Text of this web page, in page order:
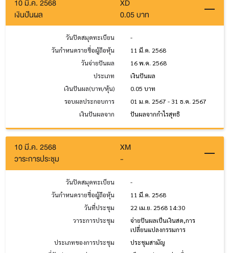
10 มี.ค. 2568
XD
เงินปันผล
0.05 บาท
วันปิดสมุดทะเบียน
-
วันกำหนดรายชื่อผู้ถือหุ้น
11 มี.ค. 2568
วันจ่ายปันผล
16 พ.ค. 2568
ประเภท
เงินปันผล
เงินปันผล(บาท/หุ้น)
0.05 บาท
รอบผลประกอบการ
01 ม.ค. 2567 - 31 ธ.ค. 2567
เงินปันผลจาก
ปันผลจากกำไรสุทธิ
10 มี.ค. 2568
XM
วาระการประชุม
-
วันปิดสมุดทะเบียน
-
วันกำหนดรายชื่อผู้ถือหุ้น
11 มี.ค. 2568
วันที่ประชุม
22 เม.ย. 2568 14:30
วาระการประชุม
จ่ายปันผลเป็นเงินสด,การ
เปลี่ยนแปลงกรรมการ
ประเภทของการประชุม
ประชุมสามัญ